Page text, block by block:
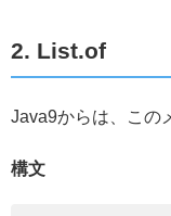
2. List.of
Java9からは、この
構文